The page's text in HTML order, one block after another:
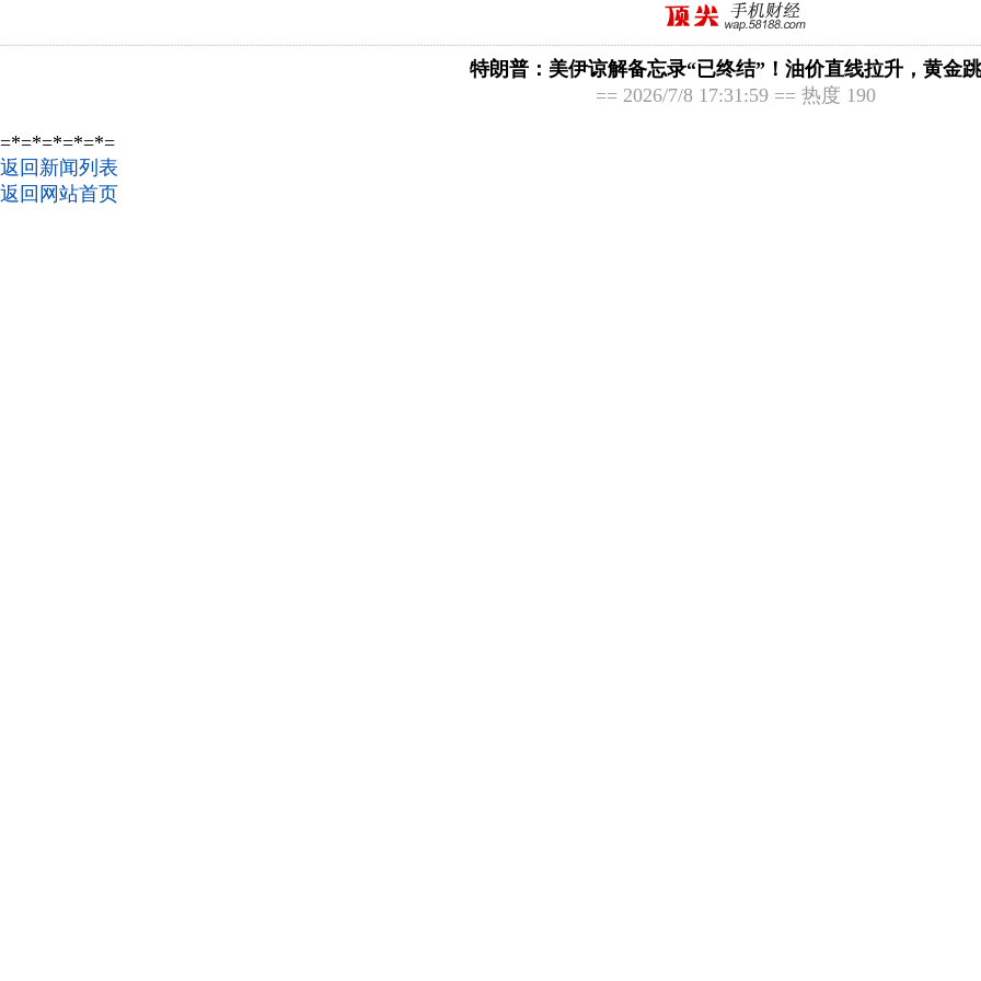
特朗普：美伊谅解备忘录“已终结”！油价直线拉升，黄金
== 2026/7/8 17:31:59 == 热度 190
=*=*=*=*=*=
返回新闻列表
返回网站首页